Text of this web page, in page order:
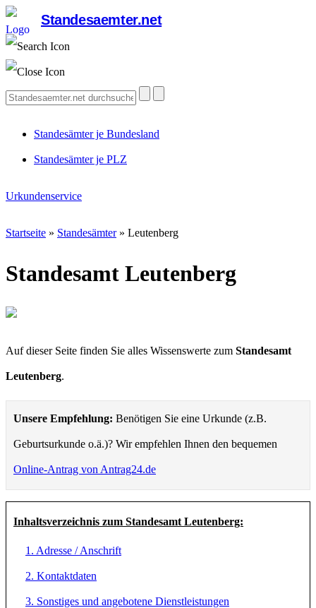
Standesaemter.net
Standesämter je Bundesland
Standesämter je PLZ
Urkundenservice
Startseite » Standesämter» Leutenberg
Standesamt Leutenberg
Auf dieser Seite finden Sie alles Wissenswerte zum Standesamt
Leutenberg.
Unsere Empfehlung: Benötigen Sie eine Urkunde (z.B.
Geburtsurkunde o.ä.)? Wir empfehlen Ihnen den bequemen
Online-Antrag von Antrag24.de
Inhaltsverzeichnis zum Standesamt Leutenberg:
1. Adresse / Anschrift
2. Kontaktdaten
3. Sonstiges und angebotene Dienstleistungen